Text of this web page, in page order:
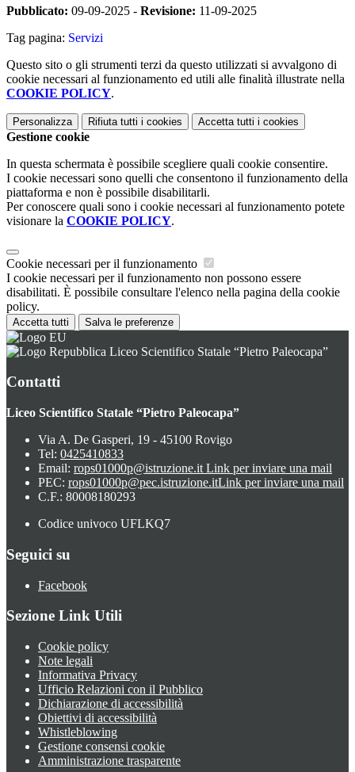
Pubblicato: 09-09-2025 - Revisione: 11-09-2025
Tag pagina: Servizi
Questo sito o gli strumenti terzi da questo utilizzati si avvalgono di
cookie necessari al funzionamento ed utili alle finalità illustrate nella
COOKIE POLICY.
Personalizza Rifiuta tutti i cookies Accetta tutti i cookies
Gestione cookie
In questa schermata è possibile scegliere quali cookie consentire.
I cookie necessari sono quelli che consentono il funzionamento della
piattaforma e non è possibile disabilitarli.
Per conoscere quali sono i cookie necessari al funzionamento potete
visionare la COOKIE POLICY.
Cookie necessari per il funzionamento
I cookie necessari per il funzionamento non possono essere
disabilitati. È possibile consultare l'elenco nella pagina della cookie
policy.
Accetta tutti Salva le preferenze
Liceo Scientifico Statale “Pietro Paleocapa”
Contatti
Liceo Scientifico Statale “Pietro Paleocapa”
Via A. De Gasperi, 19 - 45100 Rovigo
Tel: 0425410833
Email: rops01000p@istruzione.it Link per inviare una mail
PEC: rops01000p@pec.istruzione.itLink per inviare una mail
C.F.: 80008180293
Codice univoco UFLKQ7
Seguici su
Facebook
Sezione Link Utili
Cookie policy
Note legali
Informativa Privacy
Ufficio Relazioni con il Pubblico
Dichiarazione di accessibilità
Obiettivi di accessibilità
Whistleblowing
Gestione consensi cookie
Amministrazione trasparente